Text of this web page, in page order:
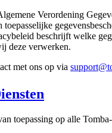
Verordening
beschrijft welke
deze verwerken.
met ons op via
toepassing op alle